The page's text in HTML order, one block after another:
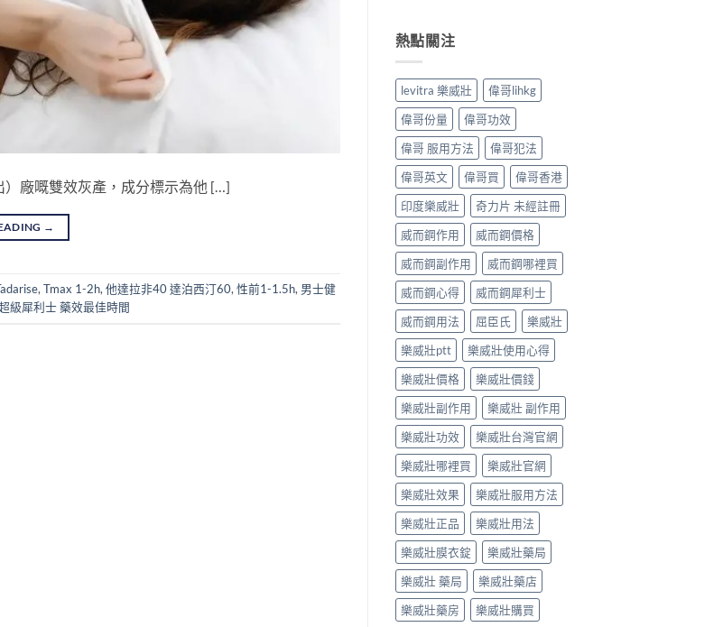
）廠嘅雙效灰產，成分標示為他 […]
→
, Tmax 1-2h, 他達拉非40 達泊西汀60, 性前1-1.5h, 男士健
級犀利士 藥效最佳時間
熱點關注
levitra 樂威壯
偉哥lihkg
偉哥份量
偉哥功效
偉哥 服用方法
偉哥犯法
偉哥英文
偉哥買
偉哥香港
印度樂威壯
奇力片 未經註冊
威而鋼作用
威而鋼價格
威而鋼副作用
威而鋼哪裡買
威而鋼心得
威而鋼犀利士
威而鋼用法
屈臣氏
樂威壯
樂威壯ptt
樂威壯使用心得
樂威壯價格
樂威壯價錢
樂威壯副作用
樂威壯 副作用
樂威壯功效
樂威壯台灣官網
樂威壯哪裡買
樂威壯官網
樂威壯效果
樂威壯服用方法
樂威壯正品
樂威壯用法
樂威壯膜衣錠
樂威壯藥局
樂威壯 藥局
樂威壯藥店
樂威壯藥房
樂威壯購買